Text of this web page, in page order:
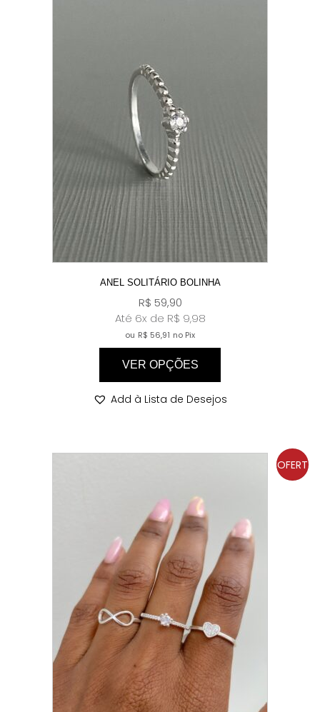
ANEL SOLITÁRIO BOLINHA
R$ 59,90
Até 6x de R$ 9,98
ou R$ 56,91 no Pix
VER OPÇÕES
Add à Lista de Desejos
OFERT